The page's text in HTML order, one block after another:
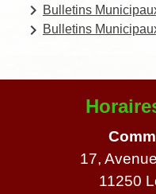
keyboard_arrow_right Bulletins
keyboard_arrow_right Bulletins
17,
11250